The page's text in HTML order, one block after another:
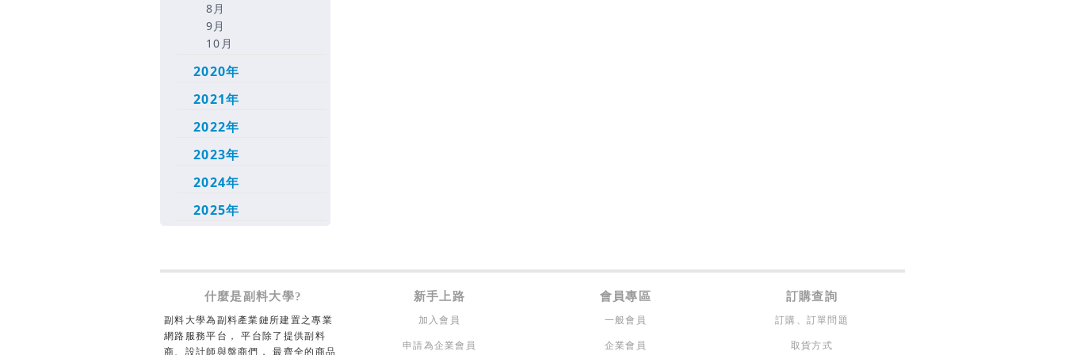
8月
9月
10月
2020年
2021年
2022年
2023年
2024年
2025年
什麼是副料大學? 新手上路 會員專區 訂購查詢
副料大學為副料產業鏈所建置之專業
網路服務平台， 平台除了提供副料
商、設計師與盤商們， 最齊全的商品
加入會員 一般會員 訂購、訂單問題
申請為企業會員 企業會員 取貨方式